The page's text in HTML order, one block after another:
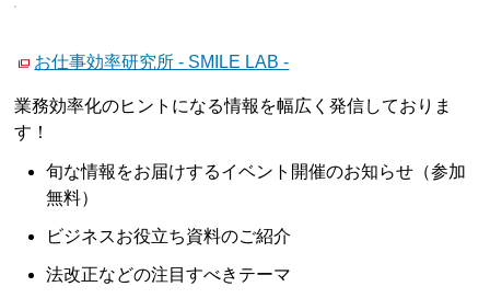
お仕事効率研究所 - SMILE LAB -
業務効率化のヒントになる情報を幅広く発信しておりま
す！
旬な情報をお届けするイベント開催のお知らせ（参加
無料）
ビジネスお役立ち資料のご紹介
法改正などの注目すべきテーマ